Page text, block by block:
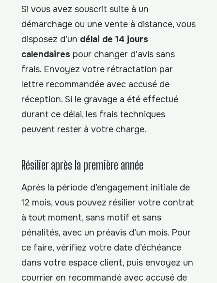
Si vous avez souscrit suite à un
démarchage ou une vente à distance, vous
disposez d’un délai de 14 jours
calendaires pour changer d’avis sans
frais. Envoyez votre rétractation par
lettre recommandée avec accusé de
réception. Si le gravage a été effectué
durant ce délai, les frais techniques
peuvent rester à votre charge.
Résilier après la première année
Après la période d’engagement initiale de
12 mois, vous pouvez résilier votre contrat
à tout moment, sans motif et sans
pénalités, avec un préavis d’un mois. Pour
ce faire, vérifiez votre date d’échéance
dans votre espace client, puis envoyez un
courrier en recommandé avec accusé de